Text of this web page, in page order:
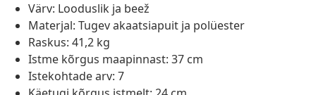
Värv: Looduslik ja beež
Materjal: Tugev akaatsiapuit ja polüester
Raskus: 41,2 kg
Istme kõrgus maapinnast: 37 cm
Istekohtade arv: 7